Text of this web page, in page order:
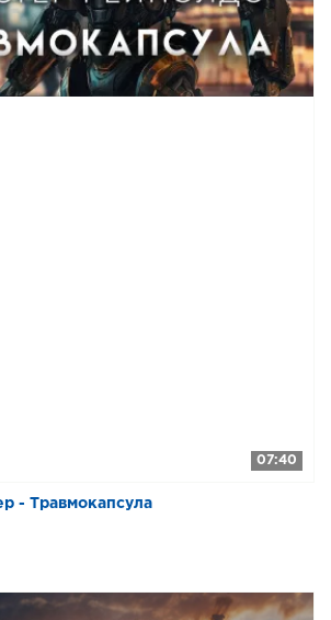
07:40
- Травмокапсула